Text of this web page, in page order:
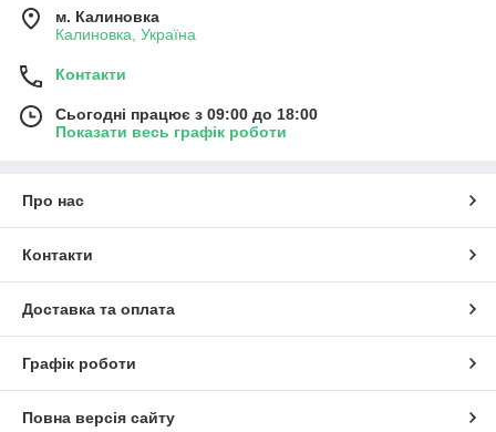
м. Калиновка
Калиновка, Україна
Контакти
Сьогодні працює з 09:00 до 18:00
Показати весь графік роботи
Про нас
Контакти
Доставка та оплата
Графік роботи
Повна версія сайту